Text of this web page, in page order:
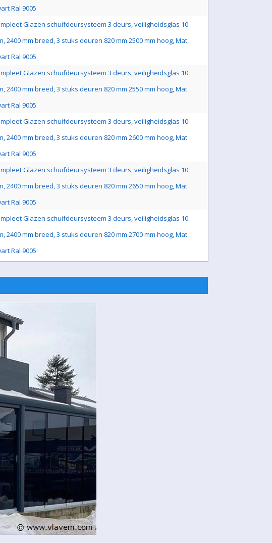
Ral 9005
Glazen schuifdeursysteem 3 deurs, veiligheidsglas 10
2400 mm breed, 3 stuks deuren 820 mm 2500 mm hoog, Mat
Ral 9005
Glazen schuifdeursysteem 3 deurs, veiligheidsglas 10
2400 mm breed, 3 stuks deuren 820 mm 2550 mm hoog, Mat
Ral 9005
Glazen schuifdeursysteem 3 deurs, veiligheidsglas 10
2400 mm breed, 3 stuks deuren 820 mm 2600 mm hoog, Mat
Ral 9005
Glazen schuifdeursysteem 3 deurs, veiligheidsglas 10
2400 mm breed, 3 stuks deuren 820 mm 2650 mm hoog, Mat
Ral 9005
Glazen schuifdeursysteem 3 deurs, veiligheidsglas 10
2400 mm breed, 3 stuks deuren 820 mm 2700 mm hoog, Mat
Ral 9005